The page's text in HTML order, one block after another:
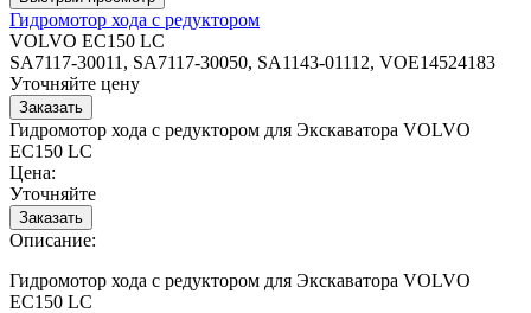
Гидромотор хода с редуктором
VOLVO EC150 LC
SA7117-30011, SA7117-30050, SA1143-01112, VOE14524183
Уточняйте цену
Гидромотор хода с редуктором для Экскаватора VOLVO
EC150 LC
Цена:
Уточняйте
Описание:
Гидромотор хода с редуктором для Экскаватора VOLVO
EC150 LC